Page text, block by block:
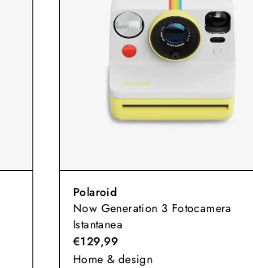
Polaroid
Now Generation 3 Fotocamera
Istantanea
€129,99
Home & design